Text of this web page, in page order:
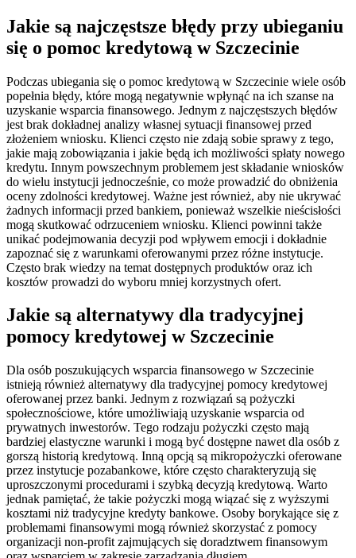
Jakie są najczęstsze błędy przy ubieganiu
się o pomoc kredytową w Szczecinie
Podczas ubiegania się o pomoc kredytową w Szczecinie wiele osób
popełnia błędy, które mogą negatywnie wpłynąć na ich szanse na
uzyskanie wsparcia finansowego. Jednym z najczęstszych błędów
jest brak dokładnej analizy własnej sytuacji finansowej przed
złożeniem wniosku. Klienci często nie zdają sobie sprawy z tego,
jakie mają zobowiązania i jakie będą ich możliwości spłaty nowego
kredytu. Innym powszechnym problemem jest składanie wniosków
do wielu instytucji jednocześnie, co może prowadzić do obniżenia
oceny zdolności kredytowej. Ważne jest również, aby nie ukrywać
żadnych informacji przed bankiem, ponieważ wszelkie nieścisłości
mogą skutkować odrzuceniem wniosku. Klienci powinni także
unikać podejmowania decyzji pod wpływem emocji i dokładnie
zapoznać się z warunkami oferowanymi przez różne instytucje.
Często brak wiedzy na temat dostępnych produktów oraz ich
kosztów prowadzi do wyboru mniej korzystnych ofert.
Jakie są alternatywy dla tradycyjnej
pomocy kredytowej w Szczecinie
Dla osób poszukujących wsparcia finansowego w Szczecinie
istnieją również alternatywy dla tradycyjnej pomocy kredytowej
oferowanej przez banki. Jednym z rozwiązań są pożyczki
społecznościowe, które umożliwiają uzyskanie wsparcia od
prywatnych inwestorów. Tego rodzaju pożyczki często mają
bardziej elastyczne warunki i mogą być dostępne nawet dla osób z
gorszą historią kredytową. Inną opcją są mikropożyczki oferowane
przez instytucje pozabankowe, które często charakteryzują się
uproszczonymi procedurami i szybką decyzją kredytową. Warto
jednak pamiętać, że takie pożyczki mogą wiązać się z wyższymi
kosztami niż tradycyjne kredyty bankowe. Osoby borykające się z
problemami finansowymi mogą również skorzystać z pomocy
organizacji non-profit zajmujących się doradztwem finansowym